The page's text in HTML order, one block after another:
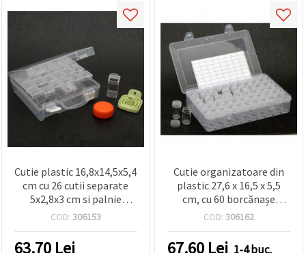
Cutie plastic 16,8x14,5x5,4
cm cu 26 cutii separate
5x2,8x3 cm si palnie
pliabila din silicon
COD: 306153
63.70 Lei
Cutie organizatoare din
plastic 27,6 x 16,5 x 5,5
cm, cu 60 borcănașe
individuale 4,7 x 2,4 cm
accesorii craft
COD: 306162
67.60 Lei 1-4 buc.